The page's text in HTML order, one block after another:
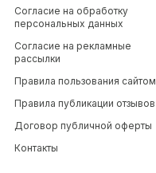
Согласие на обработку
персональных данных
Согласие на рекламные
рассылки
Правила пользования сайтом
Правила публикации отзывов
Договор публичной оферты
Контакты